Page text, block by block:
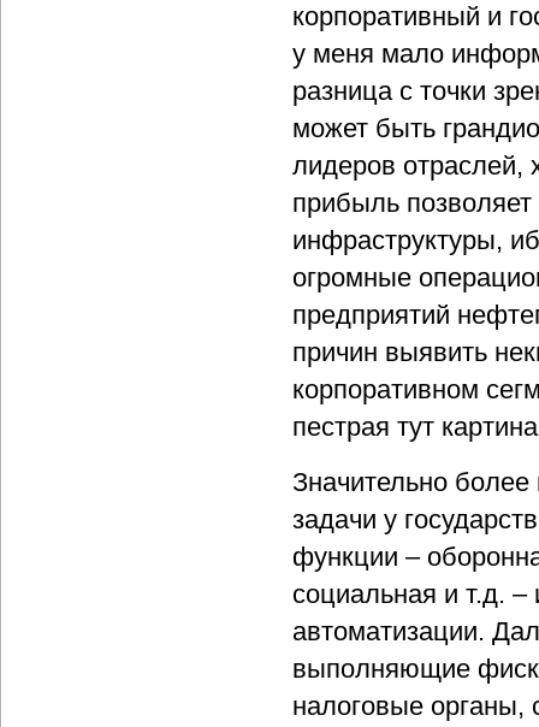
корпоративный и
у меня мало
разница с точки
может быть
лидеров отраслей,
прибыль позволяет
инфраструктуры,
огромные
предприятий
причин выявить
корпоративном
пестрая тут
Значительно более
задачи у
функции –
социальная и т.д.
автоматизации.
выполняющие
налоговые органы,